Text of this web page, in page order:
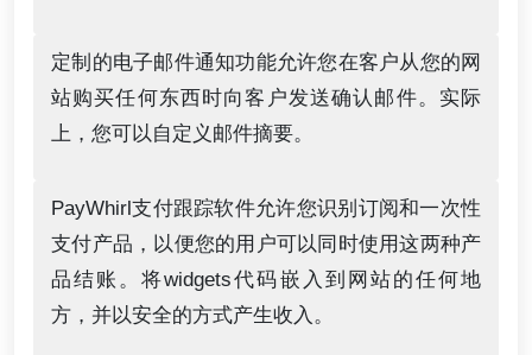
定制的电子邮件通知功能允许您在客户从您的网
站购买任何东西时向客户发送确认邮件。实际
上，您可以自定义邮件摘要。
PayWhirl支付跟踪软件允许您识别订阅和一次性
支付产品，以便您的用户可以同时使用这两种产
品结账。将widgets代码嵌入到网站的任何地
方，并以安全的方式产生收入。